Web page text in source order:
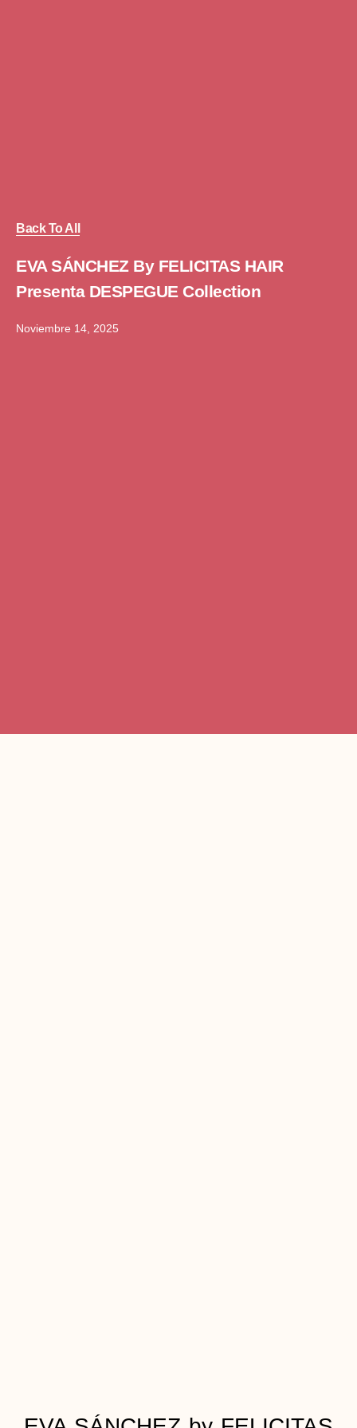
Back To All
EVA SÁNCHEZ By FELICITAS HAIR
Presenta DESPEGUE Collection
Noviembre 14, 2025